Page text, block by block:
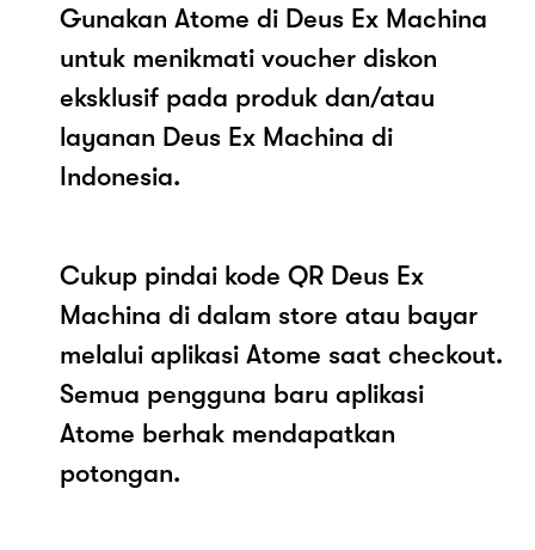
Gunakan Atome di Deus Ex Machina
untuk menikmati voucher diskon
eksklusif pada produk dan/atau
layanan Deus Ex Machina di
Indonesia.
Cukup pindai kode QR Deus Ex
Machina di dalam store atau bayar
melalui aplikasi Atome saat checkout.
Semua pengguna baru aplikasi
Atome berhak mendapatkan
potongan.